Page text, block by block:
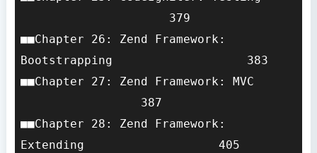
                     379
■■Chapter 26: Zend Framework:
Bootstrapping                   383
■■Chapter 27: Zend Framework: MVC
                 387
■■Chapter 28: Zend Framework:
Extending                   405